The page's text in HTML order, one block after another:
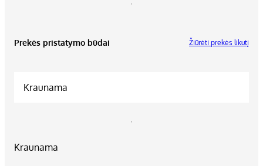
Prekės pristatymo būdai Žiūrėti prekės likutį
Kraunama
Kraunama